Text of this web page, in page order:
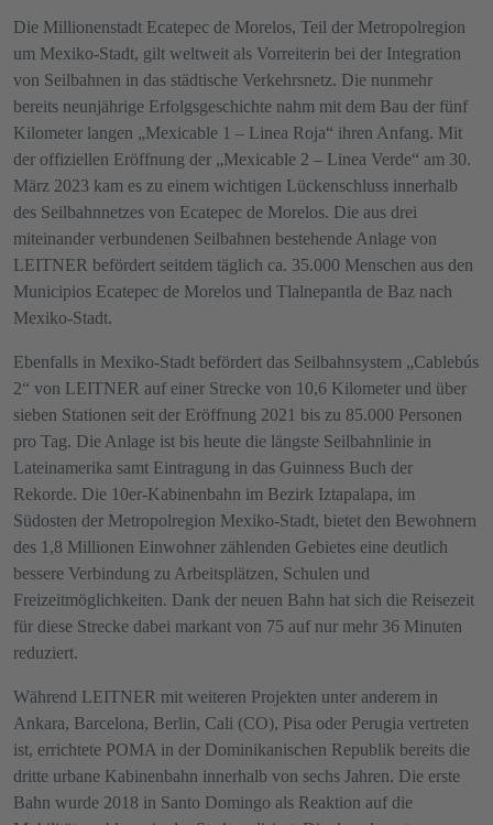
Die Millionenstadt Ecatepec de Morelos, Teil der Metropolregion
um Mexiko-Stadt, gilt weltweit als Vorreiterin bei der Integration
von Seilbahnen in das städtische Verkehrsnetz. Die nunmehr
bereits neunjährige Erfolgsgeschichte nahm mit dem Bau der fünf
Kilometer langen „Mexicable 1 – Linea Roja“ ihren Anfang. Mit
der offiziellen Eröffnung der „Mexicable 2 – Linea Verde“ am 30.
März 2023 kam es zu einem wichtigen Lückenschluss innerhalb
des Seilbahnnetzes von Ecatepec de Morelos. Die aus drei
miteinander verbundenen Seilbahnen bestehende Anlage von
LEITNER befördert seitdem täglich ca. 35.000 Menschen aus den
Municipios Ecatepec de Morelos und Tlalnepantla de Baz nach
Mexiko-Stadt.
Ebenfalls in Mexiko-Stadt befördert das Seilbahnsystem „Cablebús
2“ von LEITNER auf einer Strecke von 10,6 Kilometer und über
sieben Stationen seit der Eröffnung 2021 bis zu 85.000 Personen
pro Tag. Die Anlage ist bis heute die längste Seilbahnlinie in
Lateinamerika samt Eintragung in das Guinness Buch der
Rekorde. Die 10er-Kabinenbahn im Bezirk Iztapalapa, im
Südosten der Metropolregion Mexiko-Stadt, bietet den Bewohnern
des 1,8 Millionen Einwohner zählenden Gebietes eine deutlich
bessere Verbindung zu Arbeitsplätzen, Schulen und
Freizeitmöglichkeiten. Dank der neuen Bahn hat sich die Reisezeit
für diese Strecke dabei markant von 75 auf nur mehr 36 Minuten
reduziert.
Während LEITNER mit weiteren Projekten unter anderem in
Ankara, Barcelona, Berlin, Cali (CO), Pisa oder Perugia vertreten
ist, errichtete POMA in der Dominikanischen Republik bereits die
dritte urbane Kabinenbahn innerhalb von sechs Jahren. Die erste
Bahn wurde 2018 in Santo Domingo als Reaktion auf die